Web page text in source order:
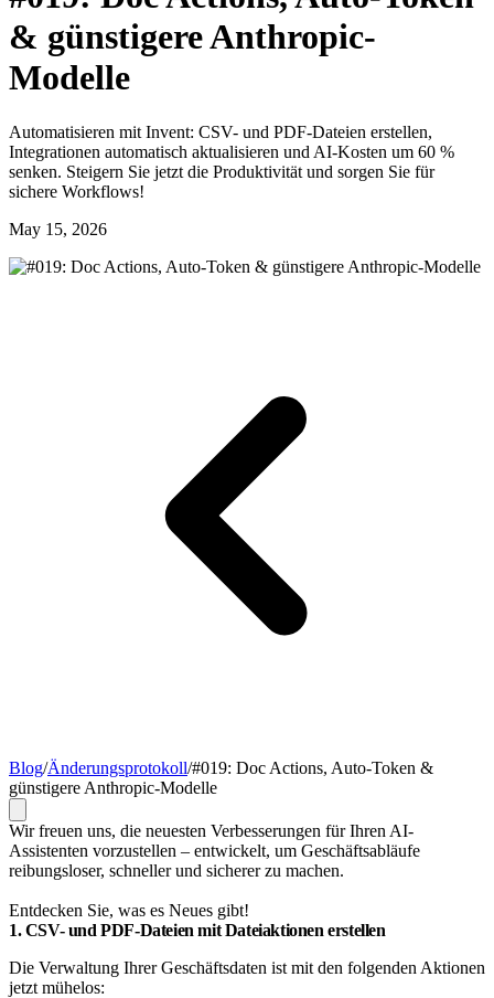
& günstigere Anthropic-
Modelle
Automatisieren mit Invent: CSV- und PDF-Dateien erstellen,
Integrationen automatisch aktualisieren und AI-Kosten um 60 %
senken. Steigern Sie jetzt die Produktivität und sorgen Sie für
sichere Workflows!
May 15, 2026
Blog/Änderungsprotokoll/#019: Doc Actions, Auto-Token &
günstigere Anthropic-Modelle
Wir freuen uns, die neuesten Verbesserungen für Ihren AI-
Assistenten vorzustellen – entwickelt, um Geschäftsabläufe
reibungsloser, schneller und sicherer zu machen.
Entdecken Sie, was es Neues gibt!
1. CSV- und PDF-Dateien mit Dateiaktionen erstellen
Die Verwaltung Ihrer Geschäftsdaten ist mit den folgenden Aktionen
jetzt mühelos: